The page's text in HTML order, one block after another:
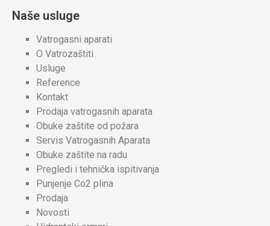
Naše usluge
Vatrogasni aparati
O Vatrozaštiti
Usluge
Reference
Kontakt
Prodaja vatrogasnih aparata
Obuke zaštite od požara
Servis Vatrogasnih Aparata
Obuke zaštite na radu
Pregledi i tehnička ispitivanja
Punjenje Co2 plina
Prodaja
Novosti